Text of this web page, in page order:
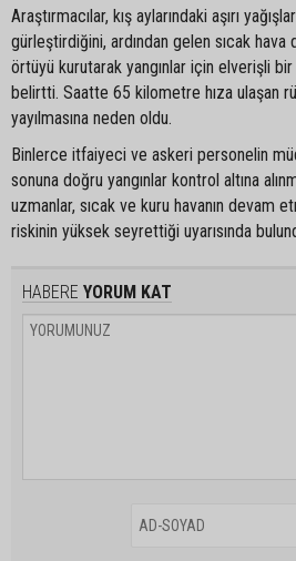
Araştırmacılar, kış aylarındaki aşırı
gürleştirdiğini, ardından gelen sıcak hava
örtüyü kurutarak yangınlar için elverişli
belirtti. Saatte 65 kilometre hıza ulaşan
yayılmasına neden oldu.
Binlerce itfaiyeci ve askeri personelin
sonuna doğru yangınlar kontrol altına
uzmanlar, sıcak ve kuru havanın devam
riskinin yüksek seyrettiği uyarısında
HABERE YORUM KAT